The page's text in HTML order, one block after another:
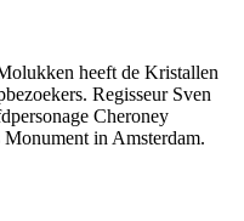
heeft de Kristallen
Regisseur Sven
Cheroney
in Amsterdam.